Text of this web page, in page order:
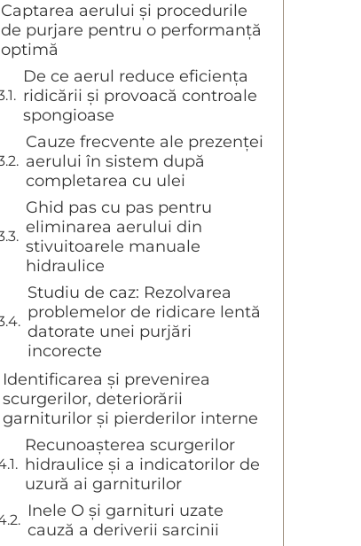
Captarea aerului și procedurile
de purjare pentru o performanță
optimă
De ce aerul reduce eficienţa
ridicării şi provoacă controale
spongioase
Cauze frecvente ale prezenței
aerului în sistem după
completarea cu ulei
Ghid pas cu pas pentru
eliminarea aerului din
stivuitoarele manuale
hidraulice
Studiu de caz: Rezolvarea
problemelor de ridicare lentă
datorate unei purjări
incorecte
Identificarea și prevenirea
scurgerilor, deteriorării
garniturilor și pierderilor interne
Recunoașterea scurgerilor
hidraulice și a indicatorilor de
uzură ai garniturilor
Inele O și garnituri uzate
cauză a deriverii sarcinii